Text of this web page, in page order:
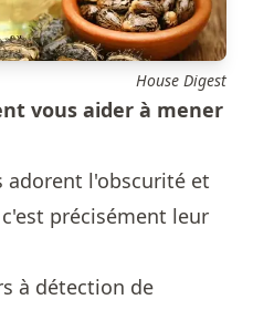
House Digest
vous aider à mener
adorent l'obscurité et
précisément leur
à détection de